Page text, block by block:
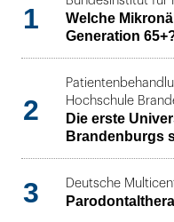
1
Welche
Generation
2
Hochschule
Die erste
Brandenburgs
3 Deutsche